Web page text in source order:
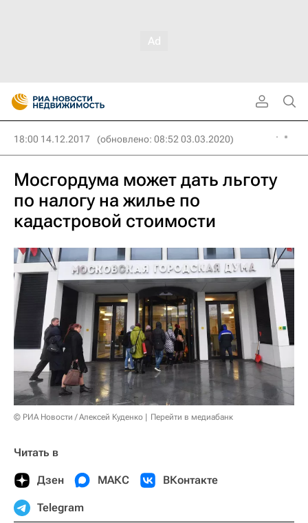
18:00 14.12.2017 (обновлено: 08:52 03.03.2020)
Мосгордума может дать льготу
по налогу на жилье по
кадастровой стоимости
© РИА Новости / Алексей Куденко Перейти в медиабанк
Читать в
Дзен МАКС ВКонтакте
Telegram